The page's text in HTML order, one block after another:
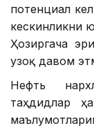
потенциал
кескинликни
Ҳозиргача
узоқ давом
Нефть
таҳдидлар